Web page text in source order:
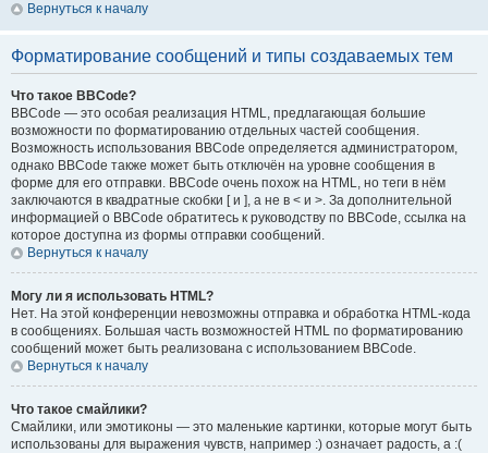
Вернуться к началу
Форматирование сообщений и типы создаваемых тем
Что такое BBCode?
BBCode — это особая реализация HTML, предлагающая большие
возможности по форматированию отдельных частей сообщения.
Возможность использования BBCode определяется администратором,
однако BBCode также может быть отключён на уровне сообщения в
форме для его отправки. BBCode очень похож на HTML, но теги в нём
заключаются в квадратные скобки [ и ], а не в < и >. За дополнительной
информацией о BBCode обратитесь к руководству по BBCode, ссылка на
которое доступна из формы отправки сообщений.
Вернуться к началу
Могу ли я использовать HTML?
Нет. На этой конференции невозможны отправка и обработка HTML-кода
в сообщениях. Большая часть возможностей HTML по форматированию
сообщений может быть реализована с использованием BBCode.
Вернуться к началу
Что такое смайлики?
Смайлики, или эмотиконы — это маленькие картинки, которые могут быть
использованы для выражения чувств, например :) означает радость, а :(